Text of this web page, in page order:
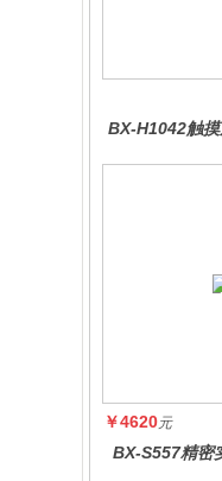
BX-H1042触
￥4620元
BX-S557精密